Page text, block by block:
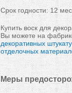
Срок годности: 12
Купить воск для
Вы можете на
декоративных
отделочных
Меры